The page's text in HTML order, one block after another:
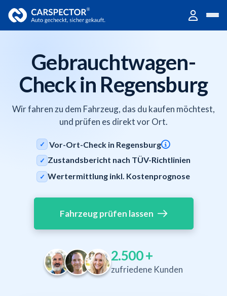
Gebrauchtwagen-
Check in Regensburg
Wir fahren zu dem Fahrzeug, das du kaufen möchtest,
und prüfen es direkt vor Ort.
✓ Vor-Ort-Check in Regensburg
✓ Zustandsbericht nach TÜV-Richtlinien
✓ Wertermittlung inkl. Kostenprognose
Fahrzeug prüfen lassen
2.500+
zufriedene Kunden